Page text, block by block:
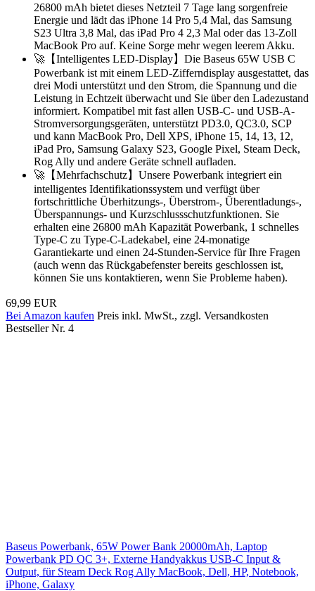
26800 mAh bietet dieses Netzteil 7 Tage lang sorgenfreie
Energie und lädt das iPhone 14 Pro 5,4 Mal, das Samsung
S23 Ultra 3,8 Mal, das iPad Pro 4 2,3 Mal oder das 13-Zoll
MacBook Pro auf. Keine Sorge mehr wegen leerem Akku.
🚀【Intelligentes LED-Display】Die Baseus 65W USB C
Powerbank ist mit einem LED-Zifferndisplay ausgestattet, das
drei Modi unterstützt und den Strom, die Spannung und die
Leistung in Echtzeit überwacht und Sie über den Ladezustand
informiert. Kompatibel mit fast allen USB-C- und USB-A-
Stromversorgungsgeräten, unterstützt PD3.0, QC3.0, SCP
und kann MacBook Pro, Dell XPS, iPhone 15, 14, 13, 12,
iPad Pro, Samsung Galaxy S23, Google Pixel, Steam Deck,
Rog Ally und andere Geräte schnell aufladen.
🚀【Mehrfachschutz】Unsere Powerbank integriert ein
intelligentes Identifikationssystem und verfügt über
fortschrittliche Überhitzungs-, Überstrom-, Überentladungs-,
Überspannungs- und Kurzschlussschutzfunktionen. Sie
erhalten eine 26800 mAh Kapazität Powerbank, 1 schnelles
Type-C zu Type-C-Ladekabel, eine 24-monatige
Garantiekarte und einen 24-Stunden-Service für Ihre Fragen
(auch wenn das Rückgabefenster bereits geschlossen ist,
können Sie uns kontaktieren, wenn Sie Probleme haben).
69,99 EUR
Bei Amazon kaufen Preis inkl. MwSt., zzgl. Versandkosten
Bestseller Nr. 4
Baseus Powerbank, 65W Power Bank 20000mAh, Laptop
Powerbank PD QC 3+, Externe Handyakkus USB-C Input &
Output, für Steam Deck Rog Ally MacBook, Dell, HP, Notebook,
iPhone, Galaxy